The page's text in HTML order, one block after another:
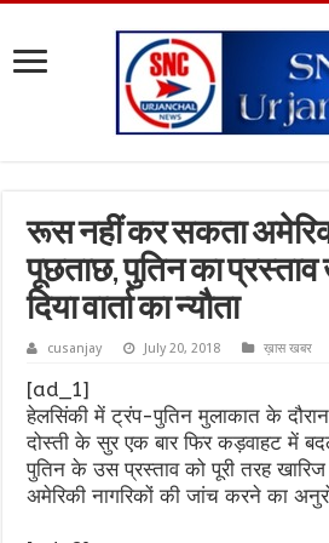
रूस नहीं कर सकता
पूछताछ, पुतिन का प्रस्ताव
दिया वार्ता का न्यौता
cusanjay July 20, 2018 ख़ास खबर
[ad_1]
हेलसिंकी में ट्रंप-पुतिन मुलाकात के
दोस्ती के सुर एक बार फिर कड़वाहट में
पुतिन के उस प्रस्ताव को पूरी तरह
अमेरिकी नागरिकों की जांच करने का